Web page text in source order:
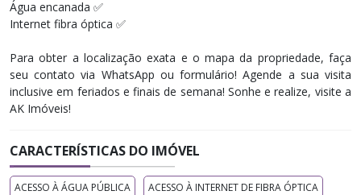
Água encanada ✅
Internet fibra óptica ✅
Para obter a localização exata e o mapa da propriedade, faça
seu contato via WhatsApp ou formulário! Agende a sua visita
inclusive em feriados e finais de semana! ​Sonhe e realize, visite a
AK Imóveis!
CARACTERÍSTICAS DO IMÓVEL
ACESSO À ÁGUA PÚBLICA ACESSO À INTERNET DE FIBRA ÓPTICA